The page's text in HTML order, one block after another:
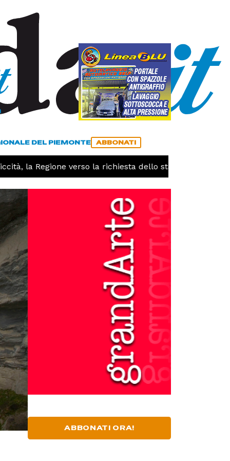
DEL PIEMONTE ABBONATI
la Regione verso la richiesta dello stato di calamità
ABBONATI ORA!